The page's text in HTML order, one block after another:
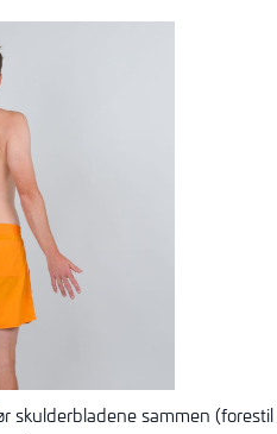
sammen